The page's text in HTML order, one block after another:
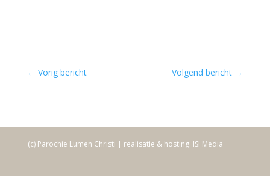
← Vorig bericht Volgend bericht →
(c) Parochie Lumen Christi | realisatie & hosting: ISI Media